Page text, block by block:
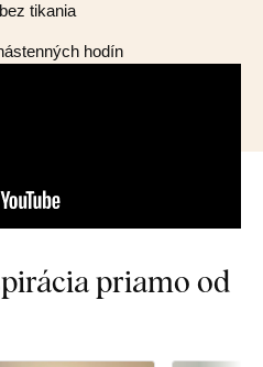
tikania
hodín
priamo od